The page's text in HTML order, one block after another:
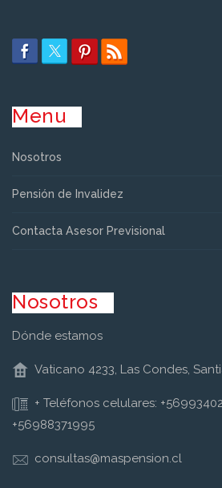
Menu
Nosotros
Pensión de Invalidez
Contacta Asesor Previsional
Nosotros
Dónde estamos
Vaticano 4233, Las Condes,
+ Teléfonos celulares:
+56988371995
consultas@maspension.cl